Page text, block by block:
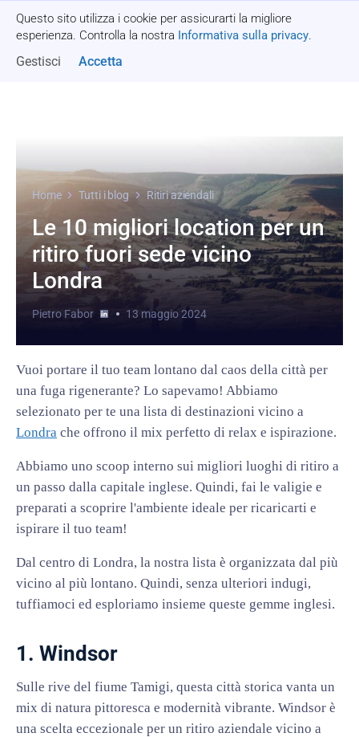
Questo sito utilizza i cookie per assicurarti la migliore
esperienza. Controlla la nostra Informativa sulla privacy.
Gestisci Accetta
Richiedi un preventivo
Home Tutti i blog Ritiri aziendali
Le 10 migliori location per un
ritiro fuori sede vicino
Londra
Pietro Fabor 13 maggio 2024
Vuoi portare il tuo team lontano dal caos della città per
una fuga rigenerante? Lo sapevamo! Abbiamo
selezionato per te una lista di destinazioni vicino a
Londra che offrono il mix perfetto di relax e ispirazione.
Abbiamo uno scoop interno sui migliori luoghi di ritiro a
un passo dalla capitale inglese. Quindi, fai le valigie e
preparati a scoprire l'ambiente ideale per ricaricarti e
ispirare il tuo team!
Dal centro di Londra, la nostra lista è organizzata dal più
vicino al più lontano. Quindi, senza ulteriori indugi,
tuffiamoci ed esploriamo insieme queste gemme inglesi.
1. Windsor
Sulle rive del fiume Tamigi, questa città storica vanta un
mix di natura pittoresca e modernità vibrante. Windsor è
una scelta eccezionale per un ritiro aziendale vicino a